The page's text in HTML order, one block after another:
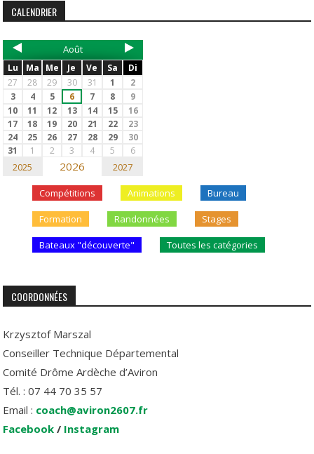
CALENDRIER
Août
Lu Ma Me Je Ve Sa
Di
27
28 29 30 31 1
2
3
4 5 6 7 8
9
10
11 12 13 14 15
16
17
18 19 20 21 22
23
24
25 26 27 28 29
30
31
1 2 3 4 5 6
2025 2026 2027
Compétitions Animations Bureau
Formation Randonnées Stages
Bateaux "découverte" Toutes les catégories
COORDONNÉES
Krzysztof Marszal
Conseiller Technique Départemental
Comité Drôme Ardèche d’Aviron
Tél. : 07 44 70 35 57
Email : coach@aviron2607.fr
Facebook / Instagram